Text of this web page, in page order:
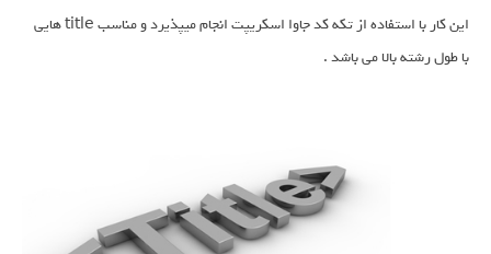
این کار با استفاده از تکه کد جاوا اسکریپت انجام میپذیرد و مناسب title هایی
با طول رشته بالا می باشد .